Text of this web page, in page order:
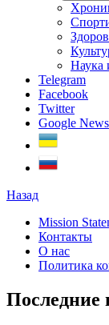
Наука
Telegram
Facebook
Twitter
Google News
Назад
Mission
Контакты
О нас
Политика
Последние